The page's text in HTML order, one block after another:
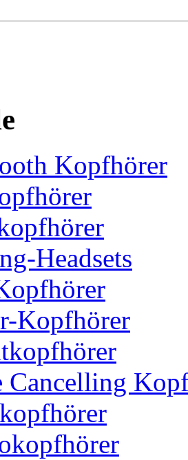
Kopfhörer
Headsets
Kopfhörer
Cancelling